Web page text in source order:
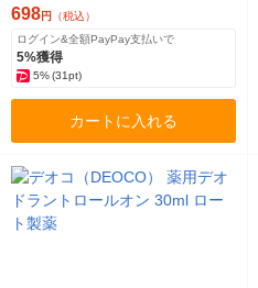
698円 （税込）
ログイン&全額PayPay支払いで
5%獲得
5%(31pt)
カートに入れる